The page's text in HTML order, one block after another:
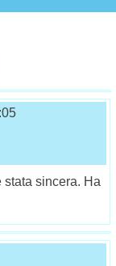
sincera. Ha